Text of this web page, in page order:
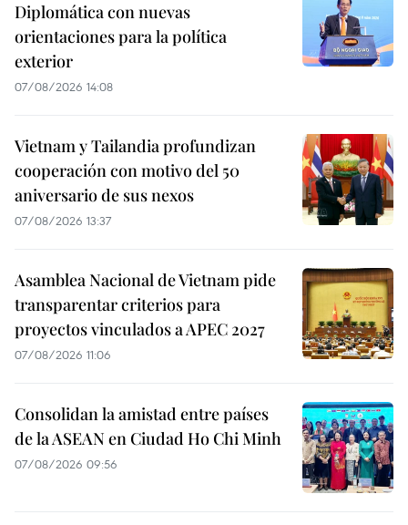
Diplomática con nuevas
orientaciones para la política
exterior
07/08/2026 14:08
Vietnam y Tailandia profundizan
cooperación con motivo del 50
aniversario de sus nexos
07/08/2026 13:37
Asamblea Nacional de Vietnam pide
transparentar criterios para
proyectos vinculados a APEC 2027
07/08/2026 11:06
Consolidan la amistad entre países
de la ASEAN en Ciudad Ho Chi Minh
07/08/2026 09:56